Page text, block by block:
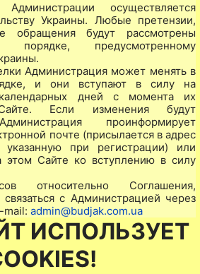
осуществляется
Украины. Любые претензии,
обращения будут рассмотрены
порядке, предусмотренному
Администрация может менять в
и они вступают в силу на
дней с момента их
Если изменения будут
проинформирует
почте (присылается в адрес
указанную при регистрации) или
этом Сайте ко вступлению в силу
относительно Соглашения,
с Администрацией через
mail: admin@budjak.com.ua
ИСПОЛЬЗУЕТ